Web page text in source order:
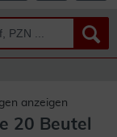
anzeigen
20 Beutel